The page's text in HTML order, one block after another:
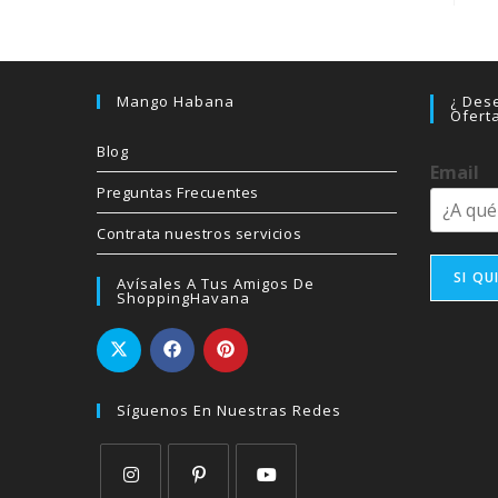
Mango Habana
Blog
Preguntas Frecuentes
Contrata nuestros servicios
Avísales A Tus Amigos De
ShoppingHavana
Síguenos En Nuestras Redes
¿
Email
SI